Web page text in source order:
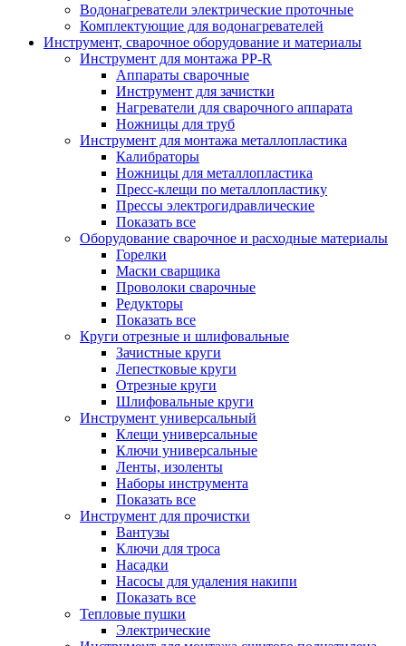
Водонагреватели электрические проточные
Комплектующие для водонагревателей
Инструмент, сварочное оборудование и материалы
Инструмент для монтажа PP-R
Аппараты сварочные
Инструмент для зачистки
Нагреватели для сварочного аппарата
Ножницы для труб
Инструмент для монтажа металлопластика
Калибраторы
Ножницы для металлопластика
Пресс-клещи по металлопластику
Прессы электрогидравлические
Показать все
Оборудование сварочное и расходные материалы
Горелки
Маски сварщика
Проволоки сварочные
Редукторы
Показать все
Круги отрезные и шлифовальные
Зачистные круги
Лепестковые круги
Отрезные круги
Шлифовальные круги
Инструмент универсальный
Клещи универсальные
Ключи универсальные
Ленты, изоленты
Наборы инструмента
Показать все
Инструмент для прочистки
Вантузы
Ключи для троса
Насадки
Насосы для удаления накипи
Показать все
Тепловые пушки
Электрические